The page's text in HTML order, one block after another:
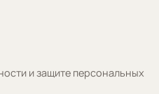
и защите персональных